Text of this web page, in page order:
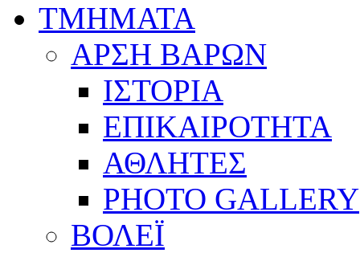
ΤΜΗΜΑΤΑ
ΑΡΣΗ ΒΑΡΩΝ
ΙΣΤΟΡΙΑ
ΕΠΙΚΑΙΡΟΤΗΤΑ
ΑΘΛΗΤΕΣ
PHOTO GALLERY
ΒΟΛΕΪ